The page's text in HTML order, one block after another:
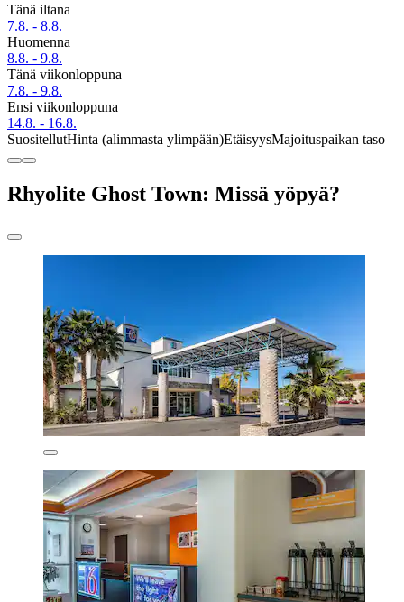
Tänä iltana
7.8. - 8.8.
Huomenna
8.8. - 9.8.
Tänä viikonloppuna
7.8. - 9.8.
Ensi viikonloppuna
14.8. - 16.8.
SuositellutHinta (alimmasta ylimpään)EtäisyysMajoituspaikan taso
Rhyolite Ghost Town: Missä yöpyä?